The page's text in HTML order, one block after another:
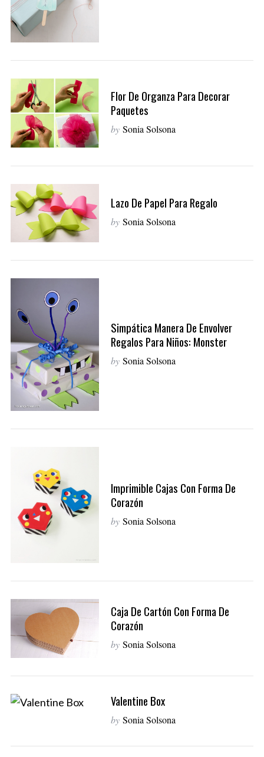
Flor De Organza Para Decorar
Paquetes
by Sonia Solsona
Lazo De Papel Para Regalo
by Sonia Solsona
Simpática Manera De Envolver
Regalos Para Niños: Monster
by Sonia Solsona
Imprimible Cajas Con Forma De
Corazón
by Sonia Solsona
Caja De Cartón Con Forma De
Corazón
by Sonia Solsona
Valentine Box
by Sonia Solsona